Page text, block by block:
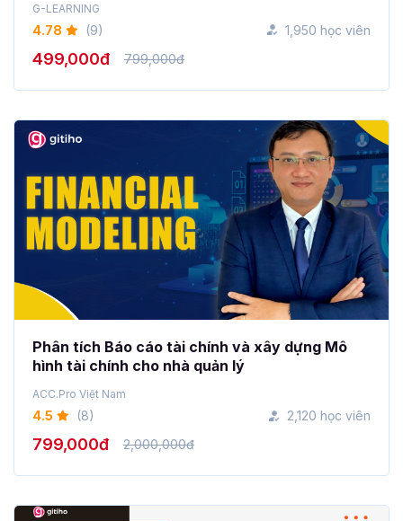
G-LEARNING
4.78 (9) 1,950 học viên
499,000đ 799,000đ
Phân tích Báo cáo tài chính và xây dựng Mô
hình tài chính cho nhà quản lý
ACC.Pro Việt Nam
4.5 (8) 2,120 học viên
799,000đ 2,000,000đ